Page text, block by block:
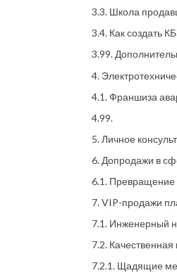
3.3. Школа
3.4. Как создать
3.99.
4.
4.1. Франшиза
4.99.
5. Личное
6. Допродажи в
6.1. Превращение
7. VIP-продажи
7.1. Инженерный
7.2.
7.2.1. Щадящие